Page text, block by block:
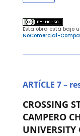
Esta obra está bajo
NoComercial-
ARTÍCLE 7 –
CROSSING
CAMPERO
UNIVERSITY